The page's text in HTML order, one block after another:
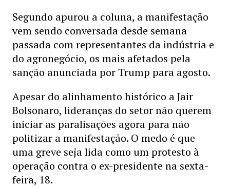
Segundo apurou a coluna, a manifestação
vem sendo conversada desde semana
passada com representantes da indústria e
do agronegócio, os mais afetados pela
sanção anunciada por Trump para agosto.
Apesar do alinhamento histórico a Jair
Bolsonaro, lideranças do setor não querem
iniciar as paralisações agora para não
politizar a manifestação. O medo é que
uma greve seja lida como um protesto à
operação contra o ex-presidente na sexta-
feira, 18.